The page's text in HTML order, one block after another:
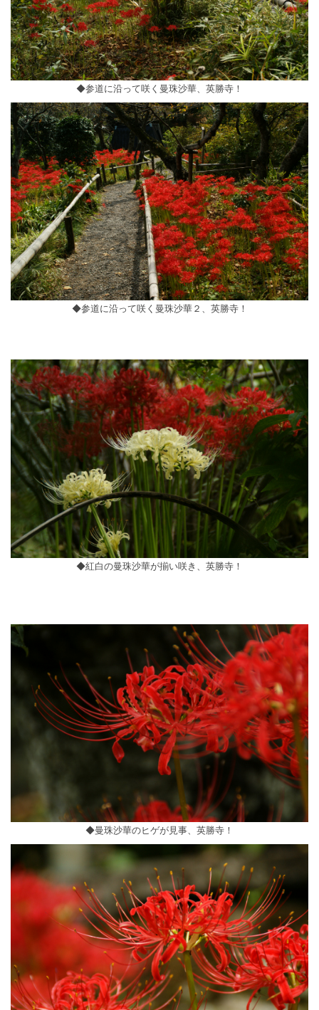
◆参道に沿って咲く曼珠沙華、英勝寺！
◆参道に沿って咲く曼珠沙華２、英勝寺！
◆紅白の曼珠沙華が揃い咲き、英勝寺！
◆曼珠沙華のヒゲが見事、英勝寺！